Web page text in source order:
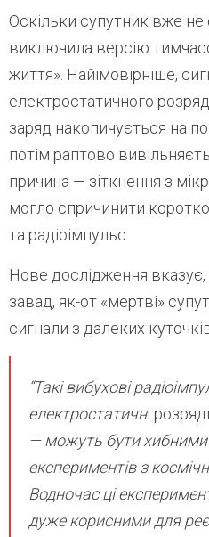
Оскільки супутник вже
виключила версію
життя». Найімовірніше,
електростатичного
заряд накопичується на
потім раптово
причина — зіткнення з
могло спричинити
та радіоімпульс.
Нове дослідження
завад, як-от «мертві»
сигнали з далеких
“Такі вибухові
електростатичні
— можуть бути
експериментів з
Водночас ці
дуже корисними для